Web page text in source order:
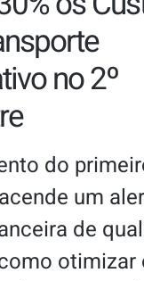
no 2º
do
um
de
otimizar